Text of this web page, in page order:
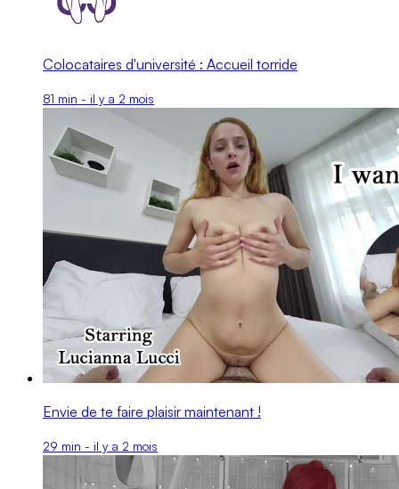
Colocataires d'université : Accueil torride
81 min - il y a 2 mois
Envie de te faire plaisir maintenant !
29 min - il y a 2 mois